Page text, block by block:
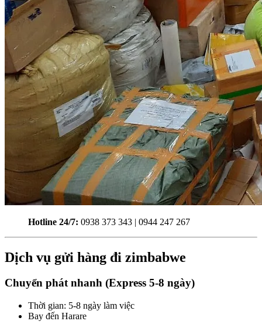
Hotline 24/7: 0938 373 343 | 0944 247 267
Dịch vụ gửi hàng đi zimbabwe
Chuyển phát nhanh (Express 5-8 ngày)
Thời gian: 5-8 ngày làm việc
Bay đến Harare